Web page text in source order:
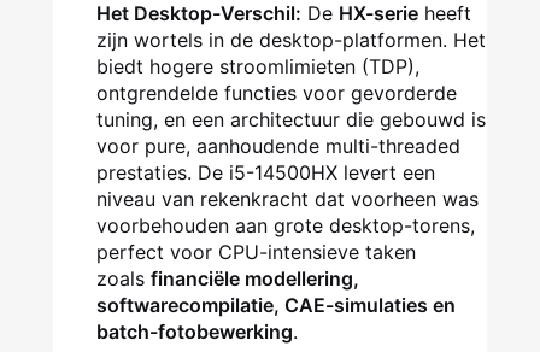
Het Desktop-Verschil: De HX-serie heeft
zijn wortels in de desktop-platformen. Het
biedt hogere stroomlimieten (TDP),
ontgrendelde functies voor gevorderde
tuning, en een architectuur die gebouwd is
voor pure, aanhoudende multi-threaded
prestaties. De i5-14500HX levert een
niveau van rekenkracht dat voorheen was
voorbehouden aan grote desktop-torens,
perfect voor CPU-intensieve taken
zoals financiële modellering,
softwarecompilatie, CAE-simulaties en
batch-fotobewerking.